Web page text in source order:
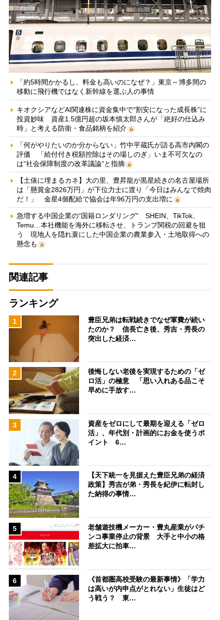
「約5時間かかるし、料金も高いのになぜ？」東京～博多間の
移動に飛行機ではなく新幹線を選ぶ人の事情
キオクシアなどAI関連株に資金集中で“割安になった成長株”に
投資妙味 資産1.5億円超の坂本慎太郎さんが「絶好の仕込み
時」と考える防衛・食品銘柄を紹介
「何がやりたいのか分からない」竹中平蔵氏が語る高市内閣の
評価 「給付付き税額控除はその場しのぎ」いま不可欠なの
は“社会保障制度の改革議論”と指摘
【土俵に埋まるカネ】大の里、豊昇龍が黒星続きの名古屋場所
は「懸賞金2826万円」が下位力士に渡り「今日はみんなで焼肉
だ！」 金星4個配給で協会は年96万円の支出増に
急増する中国企業の“国籍ロンダリング” SHEIN、TikTok、
Temu…本社機能を海外に移転させ、トランプ関税の回避を狙
う 現地人を隠れ蓑にした中国企業の農業参入・土地取得への
懸念も
関連記事
ランキング
1
豊臣兄弟は転戦続きでなぜ軍費が続い
たのか？ 信長亡き後、秀吉・秀長の
突出した経済…
2
後悔しない老後を実現するための「ゼ
ロ活」の極意 「思い入れある品こそ
早めに手放す…
3
資産をゼロにして最期を迎える「ゼロ
活」、年代別・計画的にお金を使うポ
イント 6…
4
【天下統一を見据えた豊臣兄弟の経済
政策】秀吉が弟・秀長を紀伊に転封し
た納得の事情…
5
老舗遊技機メーカー・豊丸産業がパチ
ンコ事業停止の背景 大手と中小の格
差拡大に拍車…
6
《首都圏高校受験の最新事情》「学力
は高いが内申点がとれない」生徒はど
う戦う？ 東…